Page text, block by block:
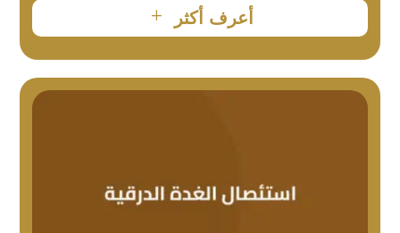
أعرف أكثر L